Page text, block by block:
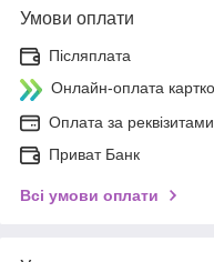
Умови оплати
Післяплата
Онлайн-оплата
Оплата за реквізитами
Приват Банк
Всі умови оплати